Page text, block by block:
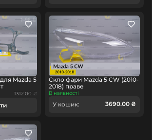
Mazda 5
1312.00 ₴
Скло фари Mazda 5 CW (2010-
2018) праве
В наявності
У кошик: 3690.00 ₴